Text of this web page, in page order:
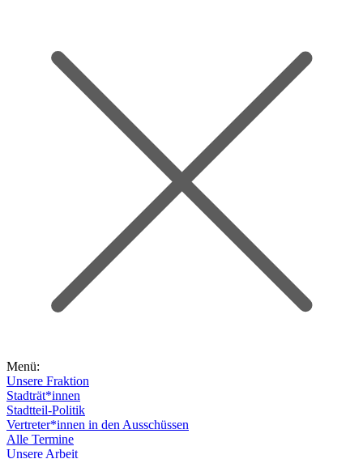
Menü:
Unsere Fraktion
Stadträt*innen
Stadtteil-Politik
Vertreter*innen in den Ausschüssen
Alle Termine
Unsere Arbeit